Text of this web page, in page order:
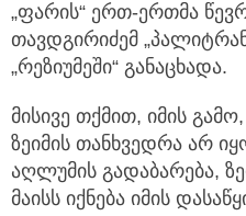
„ფარის“ ერთ-ერთმა
თავდგირიძემ
„რეზიუმეში“ განაცხადა.
მისივე თქმით, იმის
ზეიმის თანხვედრა არ
აღლუმის გადაბარება,
მაისს იქნება იმის